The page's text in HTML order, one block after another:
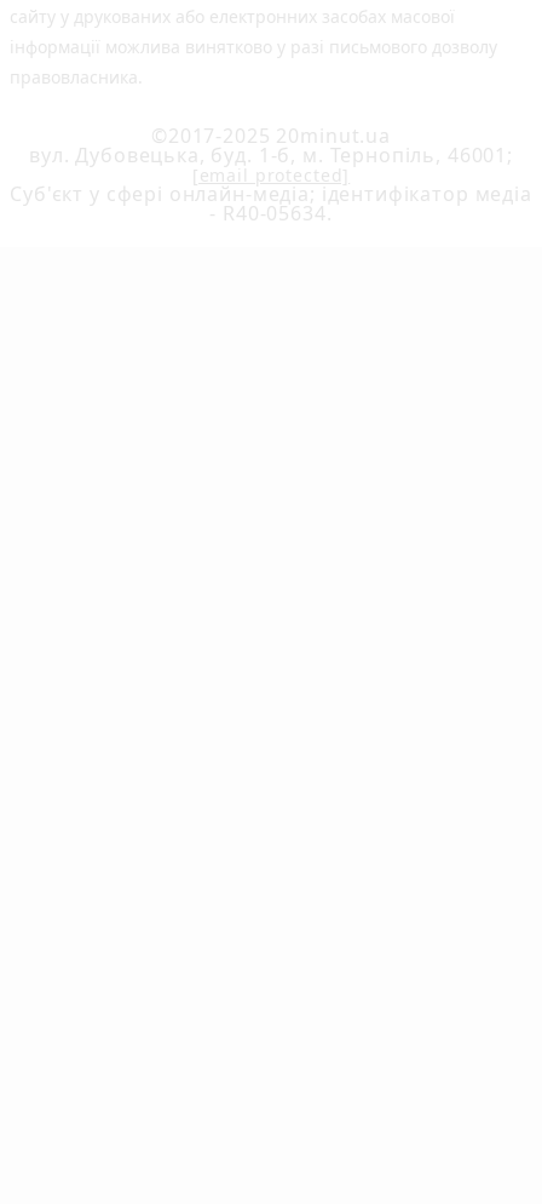
сайту у друкованих або електронних засобах масової
інформації можлива винятково у разі письмового дозволу
правовласника.
©2017-2025 20minut.ua
вул. Дубовецька, буд. 1-б, м. Тернопіль, 46001;
[email protected]
Cуб'єкт у сфері онлайн-медіа; ідентифікатор медіа
- R40-05634.